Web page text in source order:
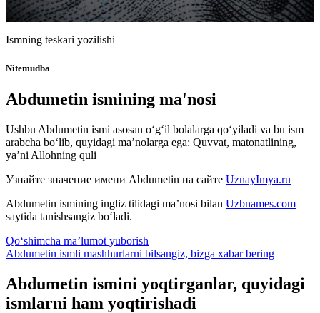
Ismning teskari yozilishi
Nitemudba
Abdumetin ismining ma'nosi
Ushbu Abdumetin ismi asosan o‘g‘il bolalarga qo‘yiladi va bu ism
arabcha bo‘lib, quyidagi ma’nolarga ega: Quvvat, matonatlining,
ya’ni Allohning quli
Узнайте значение имени Abdumetin на сайте UznayImya.ru
Abdumetin ismining ingliz tilidagi ma’nosi bilan Uzbnames.com
saytida tanishsangiz bo‘ladi.
Qo‘shimcha ma’lumot yuborish
Abdumetin ismli mashhurlarni bilsangiz, bizga xabar bering
Abdumetin ismini yoqtirganlar, quyidagi
ismlarni ham yoqtirishadi